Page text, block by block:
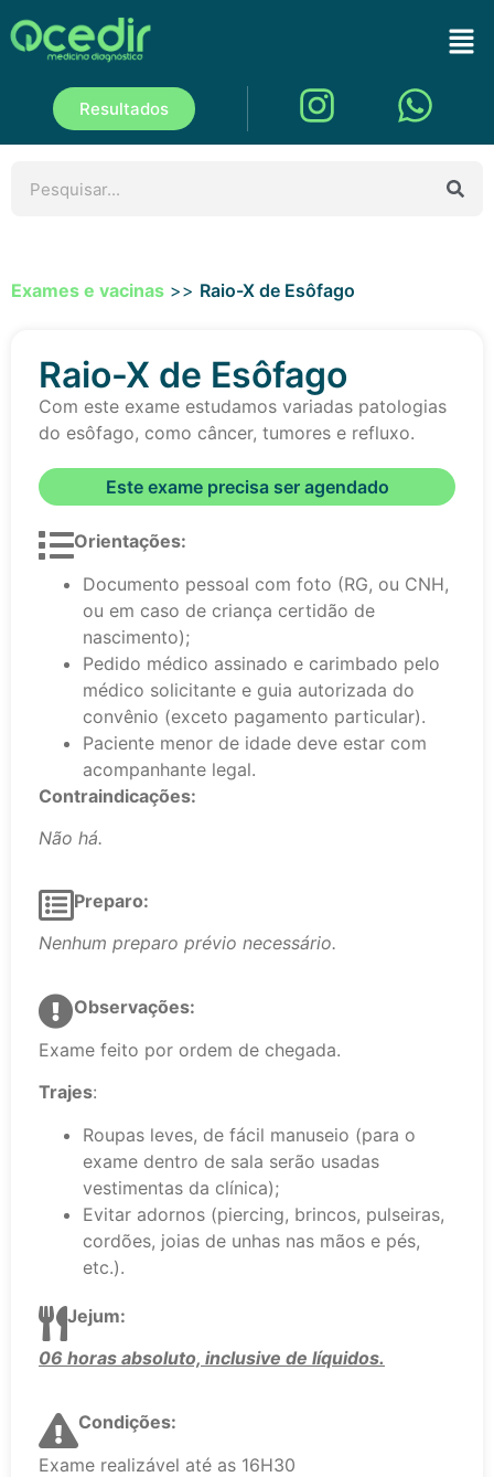
Resultados
Exames e vacinas >> Raio-X de Esôfago
Raio-X de Esôfago
Com este exame estudamos variadas patologias
do esôfago, como câncer, tumores e refluxo.
Este exame precisa ser agendado
Orientações:
Documento pessoal com foto (RG, ou CNH,
ou em caso de criança certidão de
nascimento);
Pedido médico assinado e carimbado pelo
médico solicitante e guia autorizada do
convênio (exceto pagamento particular).
Paciente menor de idade deve estar com
acompanhante legal.
Contraindicações:
Não há.
Preparo:
Nenhum preparo prévio necessário.
Observações:
Exame feito por ordem de chegada.
Trajes:
Roupas leves, de fácil manuseio (para o
exame dentro de sala serão usadas
vestimentas da clínica);
Evitar adornos (piercing, brincos, pulseiras,
cordões, joias de unhas nas mãos e pés,
etc.).
Jejum:
06 horas absoluto, inclusive de líquidos.
Condições:
Exame realizável até as 16H30